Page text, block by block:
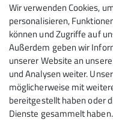
Am Einstieg
Herausforderung der
Die eigentliche
abwechslungsreiche,
Wir verwenden Cookies,
personalisieren,
können und Zugriffe auf
Außerdem geben wir
unserer Website an
und Analysen weiter.
möglicherweise mit
bereitgestellt haben oder
Dienste gesammelt haben.